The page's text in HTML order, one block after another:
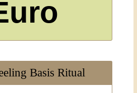
Basis Ritual